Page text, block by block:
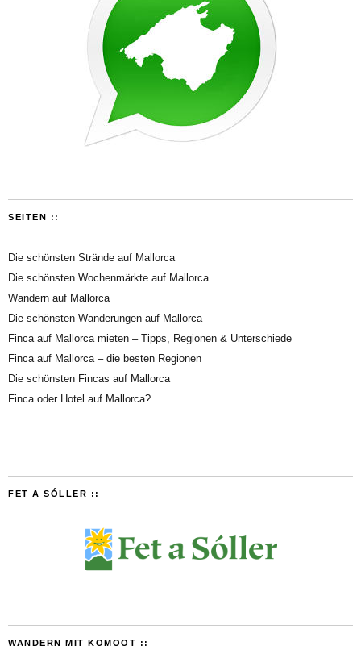
SEITEN ::
Die schönsten Strände auf Mallorca
Die schönsten Wochenmärkte auf Mallorca
Wandern auf Mallorca
Die schönsten Wanderungen auf Mallorca
Finca auf Mallorca mieten – Tipps, Regionen & Unterschiede
Finca auf Mallorca – die besten Regionen
Die schönsten Fincas auf Mallorca
Finca oder Hotel auf Mallorca?
FET A SÓLLER ::
WANDERN MIT KOMOOT ::